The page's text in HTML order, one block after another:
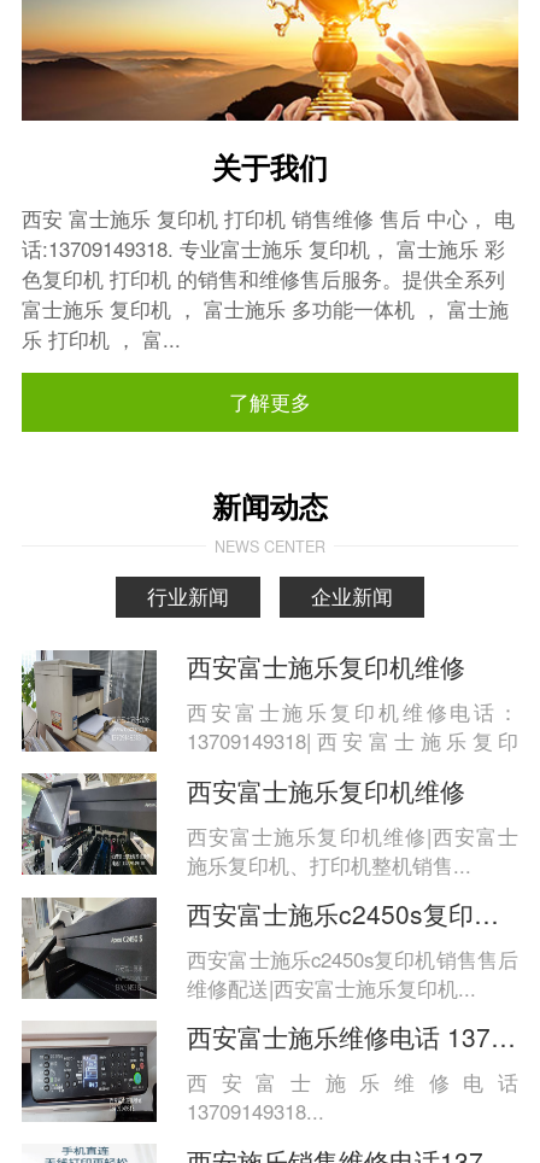
关于我们
西安 富士施乐 复印机 打印机 销售维修 售后 中心， 电
话:13709149318. 专业富士施乐 复印机， 富士施乐 彩
色复印机 打印机 的销售和维修售后服务。提供全系列
富士施乐 复印机 ， 富士施乐 多功能一体机 ， 富士施
乐 打印机 ， 富...
了解更多
新闻动态
NEWS CENTER
行业新闻 企业新闻
西安富士施乐复印机维修
西安富士施乐复印机维修电话：
13709149318|西安富士施乐复印
西安富士施乐复印机维修
西安富士施乐复印机维修|西安富士
施乐复印机、打印机整机销售...
西安富士施乐c2450s复印机销售售后维修配
西安富士施乐c2450s复印机销售售后
维修配送|西安富士施乐复印机...
西安富士施乐维修电话 13709149318
西安富士施乐维修电话
13709149318...